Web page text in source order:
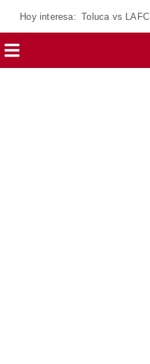
Hoy interesa: Toluca vs LAFC